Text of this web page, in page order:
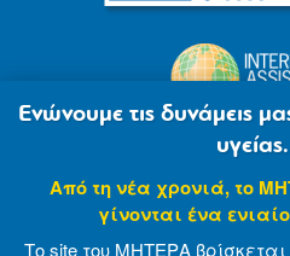
Ενώνουμε τις δυνάμεις
υγείας.
Από τη νέα χρονιά, το
γίνονται ένα
Το site του ΜΗΤΕΡΑ